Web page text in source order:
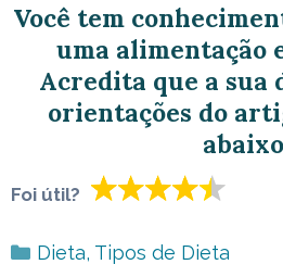
Você tem
uma alimentação
Acredita que a sua
orientações do
abaixo
Foi útil?
Categorias
Dieta, Tipos de Dieta